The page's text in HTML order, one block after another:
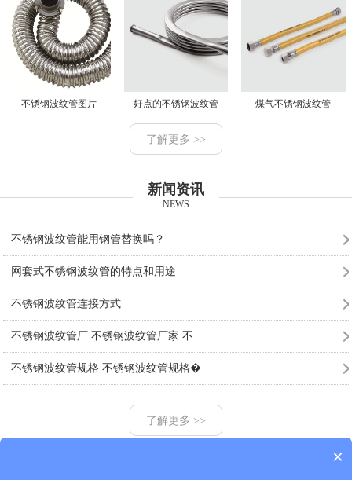
不锈钢波纹管图片 好点的不锈钢波纹管 煤气不锈钢波纹管
了解更多 >>
新闻资讯
NEWS
不锈钢波纹管能用钢管替换吗？
网套式不锈钢波纹管的特点和用途
不锈钢波纹管连接方式
不锈钢波纹管厂 不锈钢波纹管厂家 不
不锈钢波纹管规格 不锈钢波纹管规格�
了解更多 >>
×